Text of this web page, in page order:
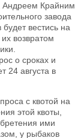
Андреем Крайним
завода
вестись на
возвратом
о сроках и
24 августа в
с квотой на
этой квоты,
ими
у рыбаков